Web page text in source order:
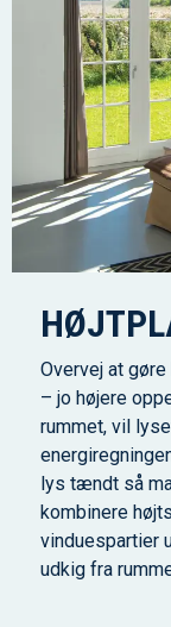
Overvej at
– jo højere
rummet, vil
lys tændt så
kombinere
vinduespartier
udkig fra